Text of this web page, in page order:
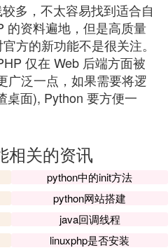
多，不太容易找到适合自
的资料遍地，但是高质量
方的新功能不是很关注。
仅在 Web 后端方面被
广泛一点，如果需要将逻
桌面), Python 要方便一
相关的资讯
python中的init方法
python网站搭建
java回调线程
linuxphp是否安装